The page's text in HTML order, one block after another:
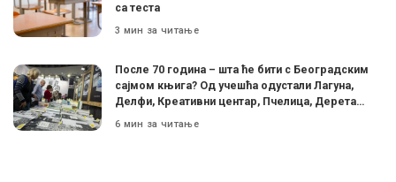
са теста
3 мин за читање
После 70 година – шта ће бити с Београдским
сајмом књига? Од учешћа одустали Лагуна,
Делфи, Креативни центар, Пчелица, Дерета…
6 мин за читање